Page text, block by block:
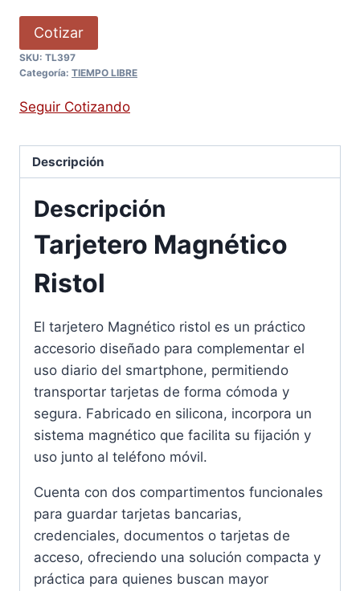
Cotizar
SKU: TL397
Categoría: TIEMPO LIBRE
Seguir Cotizando
Descripción
Descripción
Tarjetero Magnético
Ristol
El tarjetero Magnético ristol es un práctico
accesorio diseñado para complementar el
uso diario del smartphone, permitiendo
transportar tarjetas de forma cómoda y
segura. Fabricado en silicona, incorpora un
sistema magnético que facilita su fijación y
uso junto al teléfono móvil.
Cuenta con dos compartimentos funcionales
para guardar tarjetas bancarias,
credenciales, documentos o tarjetas de
acceso, ofreciendo una solución compacta y
práctica para quienes buscan mayor